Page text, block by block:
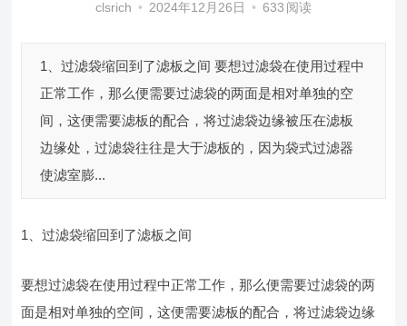
clsrich • 2024年12月26日 • 633 阅读
1、过滤袋缩回到了滤板之间 要想过滤袋在使用过程中
正常工作，那么便需要过滤袋的两面是相对单独的空
间，这便需要滤板的配合，将过滤袋边缘被压在滤板
边缘处，过滤袋往往是大于滤板的，因为袋式过滤器
使滤室膨...
1、过滤袋缩回到了滤板之间
要想过滤袋在使用过程中正常工作，那么便需要过滤袋的两
面是相对单独的空间，这便需要滤板的配合，将过滤袋边缘